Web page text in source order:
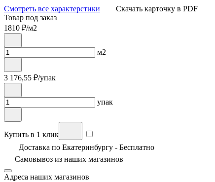
Смотреть все характерстики
Скачать карточку в PDF
Товар под заказ
1810 ₽/м2
м2
3 176,55 ₽/упак
упак
Купить в 1 клик
Доставка по Екатеринбургу - Бесплатно
Самовывоз из наших магазинов
Адреса наших магазинов